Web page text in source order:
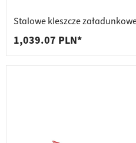
Stalowe kleszcze
1,039.07 PLN*